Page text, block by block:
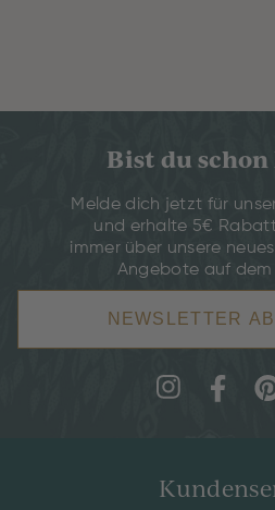
Bist du schon
Melde dich jetzt für
und erhalte 5€
immer über unsere
Angebote auf dem
NEWSLETTER